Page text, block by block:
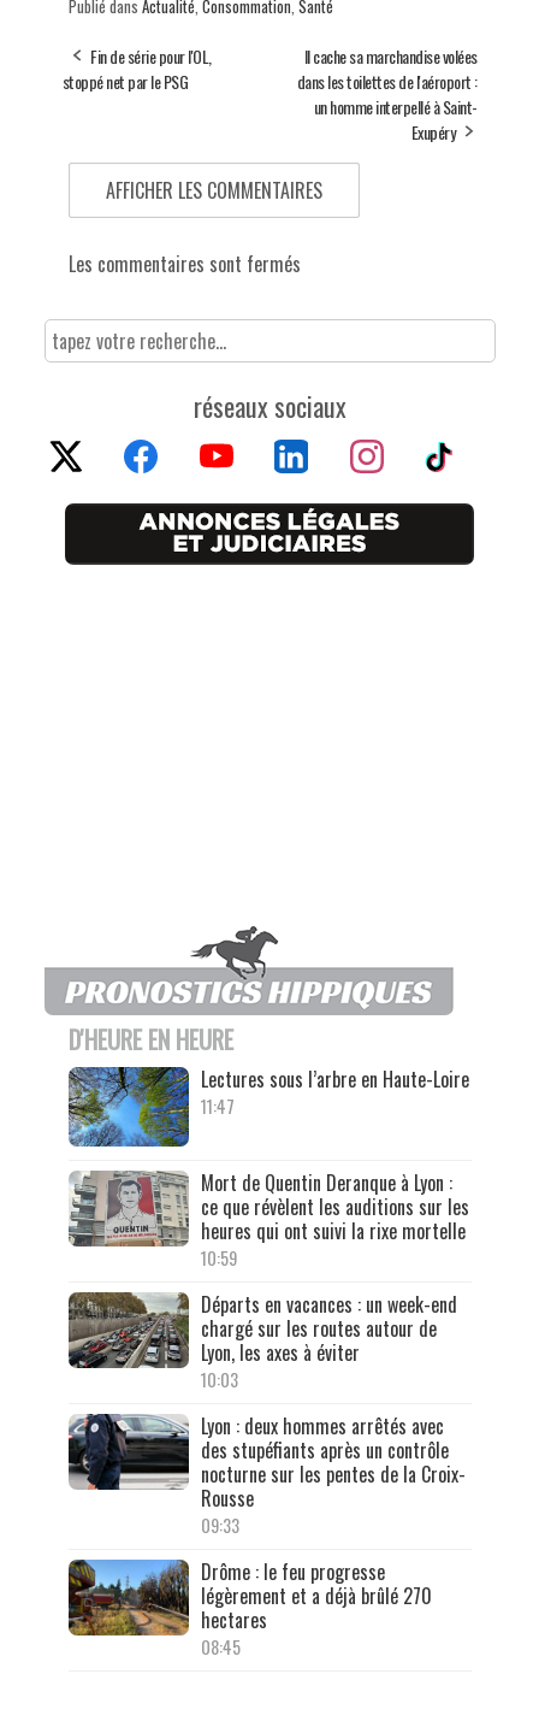
Publié dans Actualité Consommation Santé
Fin de série pour l'OL,
stoppé net par le PSG
Il cache sa marchandise volées
dans les toilettes de l'aéroport :
un homme interpellé à Saint-
Exupéry
AFFICHER LES COMMENTAIRES
Les commentaires sont fermés
réseaux sociaux
D'HEURE EN HEURE
Lectures sous l’arbre en Haute-Loire
11:47
Mort de Quentin Deranque à Lyon :
ce que révèlent les auditions sur les
heures qui ont suivi la rixe mortelle
10:59
Départs en vacances : un week-end
chargé sur les routes autour de
Lyon, les axes à éviter
10:03
Lyon : deux hommes arrêtés avec
des stupéfiants après un contrôle
nocturne sur les pentes de la Croix-
Rousse
09:33
Drôme : le feu progresse
légèrement et a déjà brûlé 270
hectares
08:45